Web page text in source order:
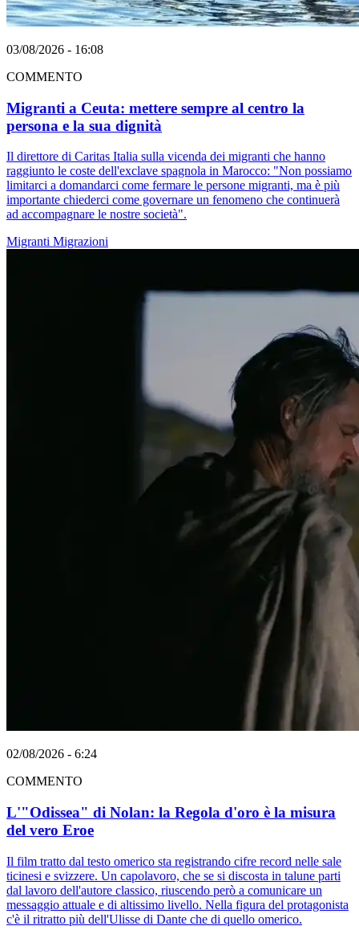
03/08/2026 - 16:08
COMMENTO
Migranti a Ceuta: mettere sempre al centro la
persona e la sua dignità
Il direttore di Caritas Italia sulla vicenda dei migranti che hanno
raggiunto le coste dell'exclave spagnola in Marocco: "Non possiamo
limitarci a domandarci come fermare le persone migranti, ma è più
importante chiederci come governare un fenomeno che continuerà
ad accompagnare le nostre società".
Migranti Migrazioni
02/08/2026 - 6:24
COMMENTO
L'"Odissea" di Nolan: la Regola d'oro è la misura
del vero Eroe
Il film tratto dal testo omerico sta registrando cifre record nelle sale
ticinesi e svizzere. Un capolavoro, che se si discosta in talune parti
dal lavoro dell'autore classico, riuscendo però a comunicare un
messaggio attuale e di altissimo livello. Nella figura del protagonista
c'è il ritratto più dell'Ulisse di Dante che di quello omerico.